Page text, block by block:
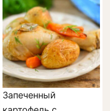
Запеченный